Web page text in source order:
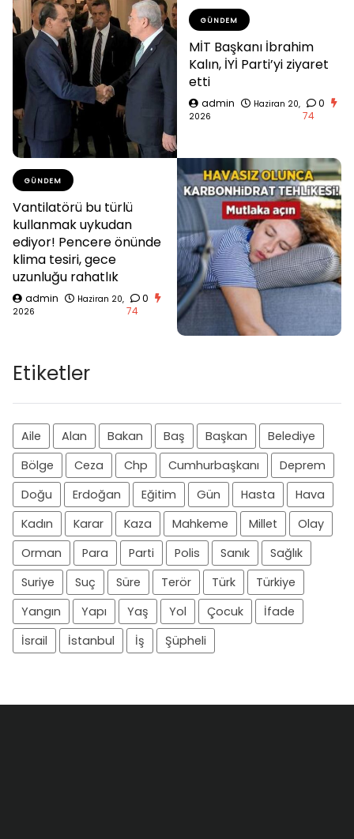
GÜNDEM
MİT Başkanı İbrahim
Kalın, İYİ Parti’yi ziyaret
etti
admin
Haziran 20,
2026
0
74
GÜNDEM
Vantilatörü bu türlü
kullanmak uykudan
ediyor! Pencere önünde
klima tesiri, gece
uzunluğu rahatlık
admin
Haziran 20,
2026
0
74
Etiketler
Aile Alan Bakan Baş Başkan
Belediye
Bölge
Ceza Chp Cumhurbaşkanı
Deprem
Doğu
Erdoğan Eğitim Gün Hasta
Hava
Kadın
Karar Kaza Mahkeme Millet
Olay
Orman
Para Parti Polis Sanık
Sağlık
Suriye
Suç Süre Terör Türk
Türkiye
Yangın
Yapı Yaş Yol Çocuk
İfade
İsrail
İstanbul İş Şüpheli